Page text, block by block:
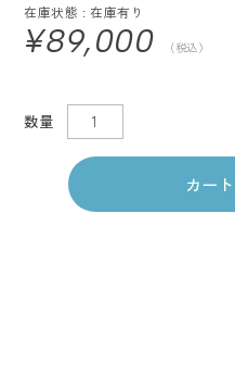
在庫状態 :在庫有り
¥89,000 （税込）
数量